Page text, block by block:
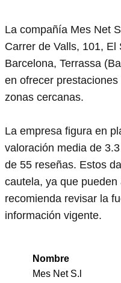
La compañía Mes Net
Carrer de Valls, 101, El
Barcelona, Terrassa
en ofrecer
zonas cercanas.
La empresa figura en
valoración media de
de 55 reseñas. Estos
cautela, ya que
recomienda revisar la
información vigente.
Nombre
Mes Net S.l